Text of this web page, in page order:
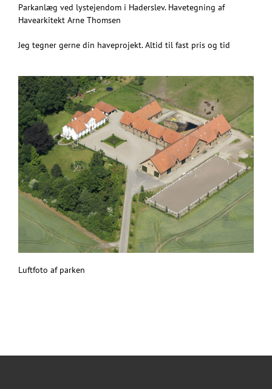
Parkanlæg ved lystejendom i Haderslev. Havetegning af
Havearkitekt Arne Thomsen
Jeg tegner gerne din haveprojekt. Altid til fast pris og tid
Luftfoto af parken